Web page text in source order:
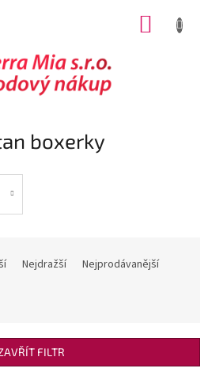
boxerky
Nejdražší
Nejprodávanější
FILTR